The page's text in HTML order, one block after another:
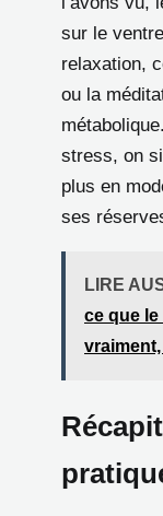
sur le
relaxation,
ou la
stress, on
plus en
ses
LIRE
ce que le